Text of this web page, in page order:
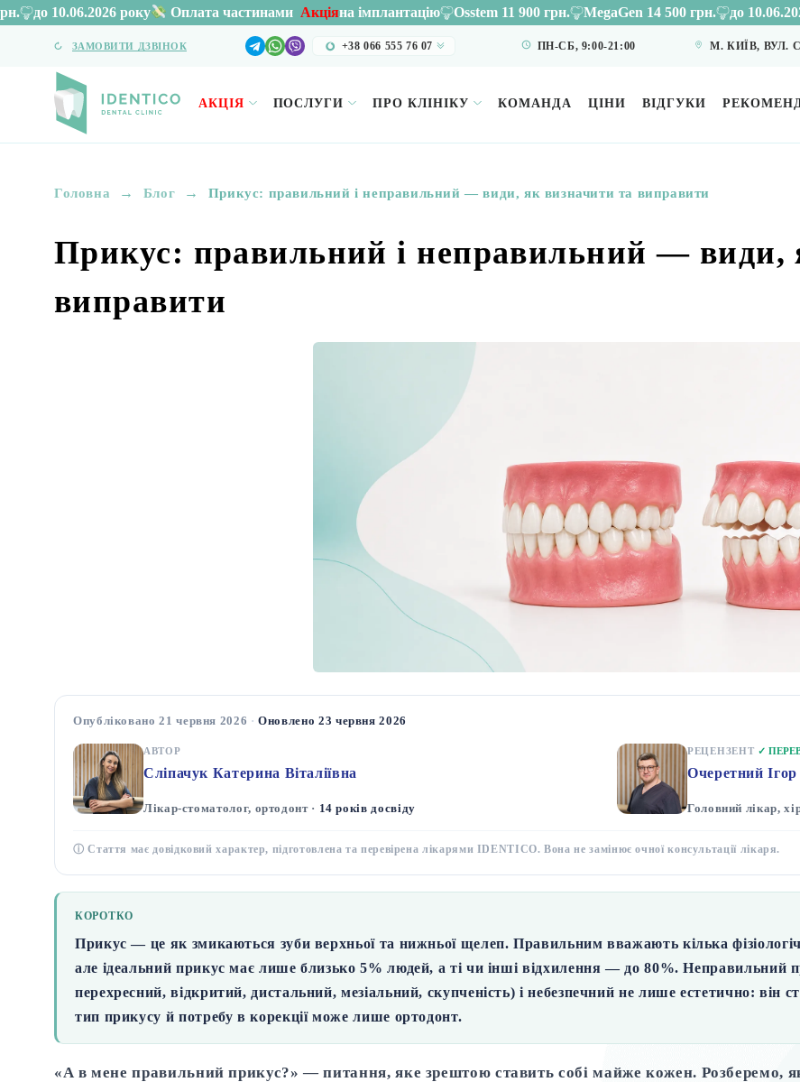
року Оплата частинами Акціяна імплантацію Osstem 11 900 грн. MegaGen 14 500 грн. до 10.06.2026 року
ЗАМОВИТИ ДЗВІНОК +38 066 555 76 07 ПН-СБ, 9:00-21:00 М. КИЇВ, ВУЛ.
АКЦІЯ ПОСЛУГИ ПРО КЛІНІКУ КОМАНДА ЦІНИ ВІДГУКИ
Головна → Блог → Прикус: правильний і неправильний — види, як визначити та виправити
Прикус: правильний і неправильний — види,
виправити
Опубліковано 21 червня 2026 · Оновлено 23 червня 2026
АВТОР
Сліпачук Катерина Віталіївна
Лікар-стоматолог, ортодонт · 14 років досвіду
РЕЦЕНЗЕНТ ✓
Очеретний
Головний лікар,
ⓘ Стаття має довідковий характер, підготовлена та перевірена лікарями IDENTICO. Вона не замінює очної консультації лікаря.
КОРОТКО
Прикус — це як змикаються зуби верхньої та нижньої щелеп. Правильним вважають кілька
але ідеальний прикус має лише близько 5% людей, а ті чи інші відхилення — до 80%. Неправильний
перехресний, відкритий, дистальний, мезіальний, скупченість) і небезпечний не лише естетично: він
тип прикусу й потребу в корекції може лише ортодонт.
«А в мене правильний прикус?» — питання, яке зрештою ставить собі майже кожен. Розберемо,